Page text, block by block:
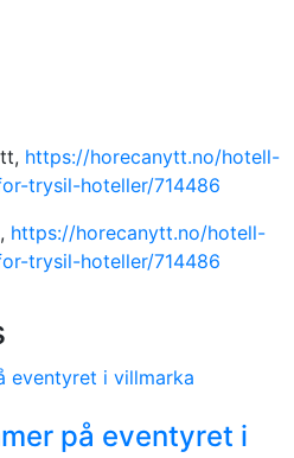
https://horecanytt.no/hotell-
trysil-hoteller/714486
https://horecanytt.no/hotell-
trysil-hoteller/714486
på eventyret i